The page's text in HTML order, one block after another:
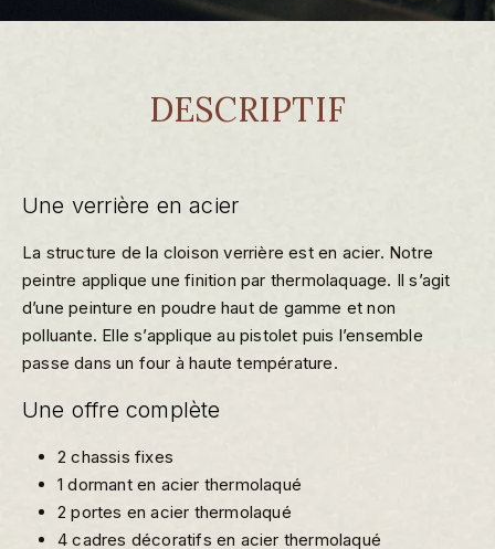
DESCRIPTIF
Une verrière en acier
La structure de la cloison verrière est en acier. Notre
peintre applique une finition par thermolaquage. Il s’agit
d’une peinture en poudre haut de gamme et non
polluante. Elle s’applique au pistolet puis l’ensemble
passe dans un four à haute température.
Une offre complète
2 chassis fixes
1 dormant en acier thermolaqué
2 portes en acier thermolaqué
4 cadres décoratifs en acier thermolaqué